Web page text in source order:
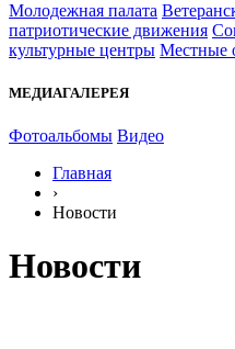
Молодежная палата
патриотические движения
культурные центры Местные
МЕДИАГАЛЕРЕЯ
Фотоальбомы Видео
Главная
›
Новости
Новости